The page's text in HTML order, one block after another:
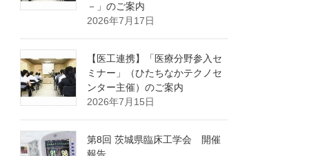
－」のご案内
2026年7月17日
【医工連携】「医療分野参入セ
ミナー」（ひたちなかテクノセ
ンター主催）のご案内
2026年7月15日
第8回 茨城県臨床工学会 開催